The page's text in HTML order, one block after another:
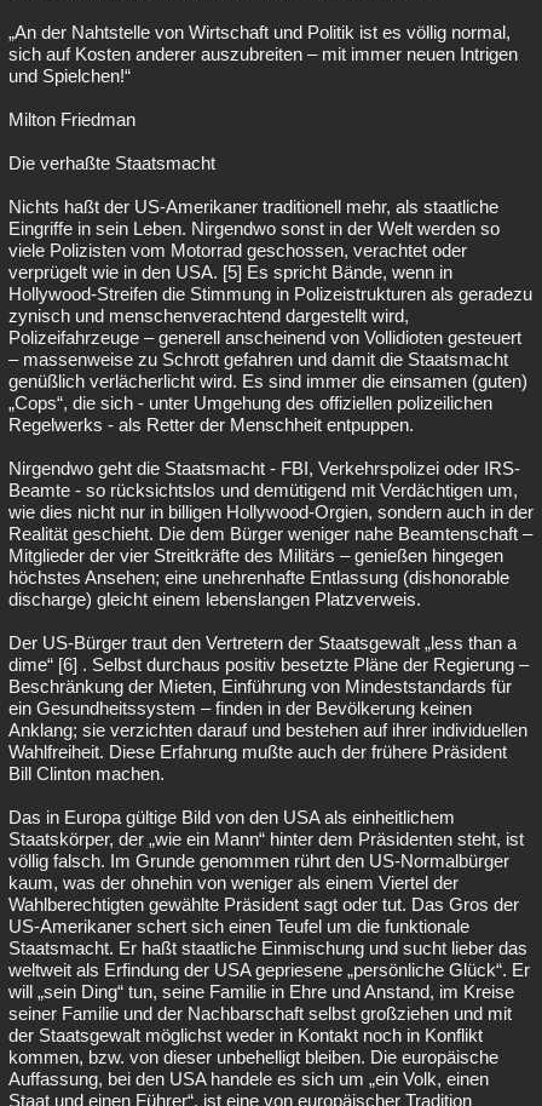
„An der Nahtstelle von Wirtschaft und Politik ist es völlig normal,
sich auf Kosten anderer auszubreiten – mit immer neuen Intrigen
und Spielchen!“
Milton Friedman
Die verhaßte Staatsmacht
Nichts haßt der US-Amerikaner traditionell mehr, als staatliche
Eingriffe in sein Leben. Nirgendwo sonst in der Welt werden so
viele Polizisten vom Motorrad geschossen, verachtet oder
verprügelt wie in den USA. [5] Es spricht Bände, wenn in
Hollywood-Streifen die Stimmung in Polizeistrukturen als geradezu
zynisch und menschenverachtend dargestellt wird,
Polizeifahrzeuge – generell anscheinend von Vollidioten gesteuert
– massenweise zu Schrott gefahren und damit die Staatsmacht
genüßlich verlächerlicht wird. Es sind immer die einsamen (guten)
„Cops“, die sich - unter Umgehung des offiziellen polizeilichen
Regelwerks - als Retter der Menschheit entpuppen.
Nirgendwo geht die Staatsmacht - FBI, Verkehrspolizei oder IRS-
Beamte - so rücksichtslos und demütigend mit Verdächtigen um,
wie dies nicht nur in billigen Hollywood-Orgien, sondern auch in der
Realität geschieht. Die dem Bürger weniger nahe Beamtenschaft –
Mitglieder der vier Streitkräfte des Militärs – genießen hingegen
höchstes Ansehen; eine unehrenhafte Entlassung (dishonorable
discharge) gleicht einem lebenslangen Platzverweis.
Der US-Bürger traut den Vertretern der Staatsgewalt „less than a
dime“ [6] . Selbst durchaus positiv besetzte Pläne der Regierung –
Beschränkung der Mieten, Einführung von Mindeststandards für
ein Gesundheitssystem – finden in der Bevölkerung keinen
Anklang; sie verzichten darauf und bestehen auf ihrer individuellen
Wahlfreiheit. Diese Erfahrung mußte auch der frühere Präsident
Bill Clinton machen.
Das in Europa gültige Bild von den USA als einheitlichem
Staatskörper, der „wie ein Mann“ hinter dem Präsidenten steht, ist
völlig falsch. Im Grunde genommen rührt den US-Normalbürger
kaum, was der ohnehin von weniger als einem Viertel der
Wahlberechtigten gewählte Präsident sagt oder tut. Das Gros der
US-Amerikaner schert sich einen Teufel um die funktionale
Staatsmacht. Er haßt staatliche Einmischung und sucht lieber das
weltweit als Erfindung der USA gepriesene „persönliche Glück“. Er
will „sein Ding“ tun, seine Familie in Ehre und Anstand, im Kreise
seiner Familie und der Nachbarschaft selbst großziehen und mit
der Staatsgewalt möglichst weder in Kontakt noch in Konflikt
kommen, bzw. von dieser unbehelligt bleiben. Die europäische
Auffassung, bei den USA handele es sich um „ein Volk, einen
Staat und einen Führer“, ist eine von europäischer Tradition